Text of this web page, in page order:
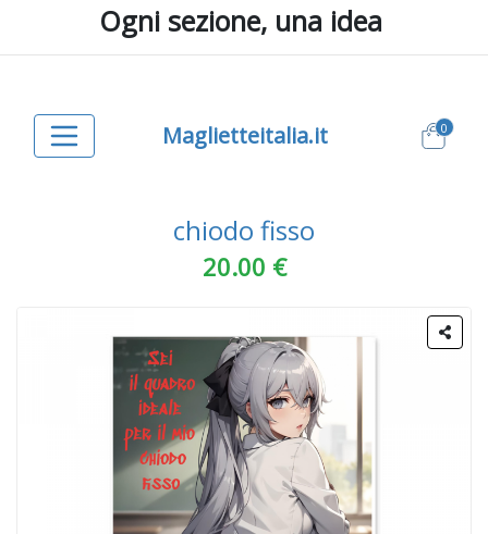
Ogni sezione, una idea
Maglietteitalia.it 0
chiodo fisso
20.00 €